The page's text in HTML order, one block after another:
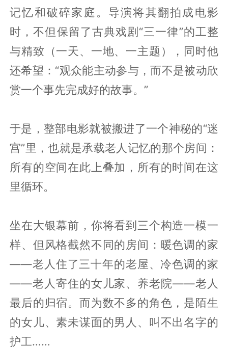
记忆和破碎家庭。导演将其翻拍成电影
时，不但保留了古典戏剧“三一律”的工整
与精致（一天、一地、一主题），同时他
还希望：“观众能主动参与，而不是被动欣
赏一个事先完成好的故事。”
于是，整部电影就被搬进了一个神秘的“迷
宫”里，也就是承载老人记忆的那个房间：
所有的空间在此上叠加，所有的时间在这
里循环。
坐在大银幕前，你将看到三个构造一模一
样、但风格截然不同的房间：暖色调的家
——老人住了三十年的老屋、冷色调的家
——老人寄住的女儿家、养老院——老人
最后的归宿。而为数不多的角色，是陌生
的女儿、素未谋面的男人、叫不出名字的
护工……